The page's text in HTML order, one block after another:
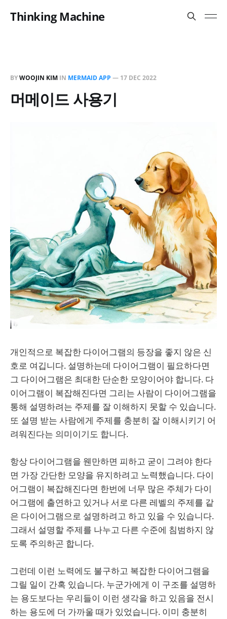
Thinking Machine
BYWOOJIN KIM IN MERMAID APP — 17 DEC 2022
머메이드 사용기
개인적으로 복잡한 다이어그램의 등장을 좋지 않은 신
호로 여깁니다. 설명하는데 다이어그램이 필요하다면
그 다이어그램은 최대한 단순한 모양이어야 합니다. 다
이어그램이 복잡해진다면 그리는 사람이 다이어그램을
통해 설명하려는 주제를 잘 이해하지 못할 수 있습니다.
또 설명 받는 사람에게 주제를 충분히 잘 이해시키기 어
려워진다는 의미이기도 합니다.
항상 다이어그램을 웬만하면 피하고 굳이 그려야 한다
면 가장 간단한 모양을 유지하려고 노력했습니다. 다이
어그램이 복잡해진다면 한번에 너무 많은 주체가 다이
어그램에 출연하고 있거나 서로 다른 레벨의 주제를 같
은 다이어그램으로 설명하려고 하고 있을 수 있습니다.
그래서 설명할 주제를 나누고 다른 수준에 침범하지 않
도록 주의하곤 합니다.
그런데 이런 노력에도 불구하고 복잡한 다이어그램을
그릴 일이 간혹 있습니다. 누군가에게 이 구조를 설명하
는 용도보다는 우리들이 이런 생각을 하고 있음을 전시
하는 용도에 더 가까울 때가 있었습니다. 이미 충분히